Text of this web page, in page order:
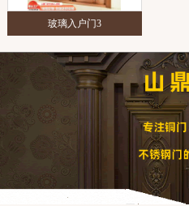
玻璃入户门3